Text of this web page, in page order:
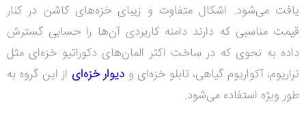
یافت می‌شود. اشکال متفاوت و زیبای خزه‌های کاشن در کنار
قیمت مناسبی که دارند دامنه کاربردی آن‌ها را حسابی گسترش
داده به نحوی که در ساخت اکثر المان‌های دکوراتیو خزه‌ای مثل
تراریوم، آکواریوم گیاهی، تابلو خزه‌ای و دیوار خزه‌ای از این گروه به
طور ویژه استفاده می‌شود.